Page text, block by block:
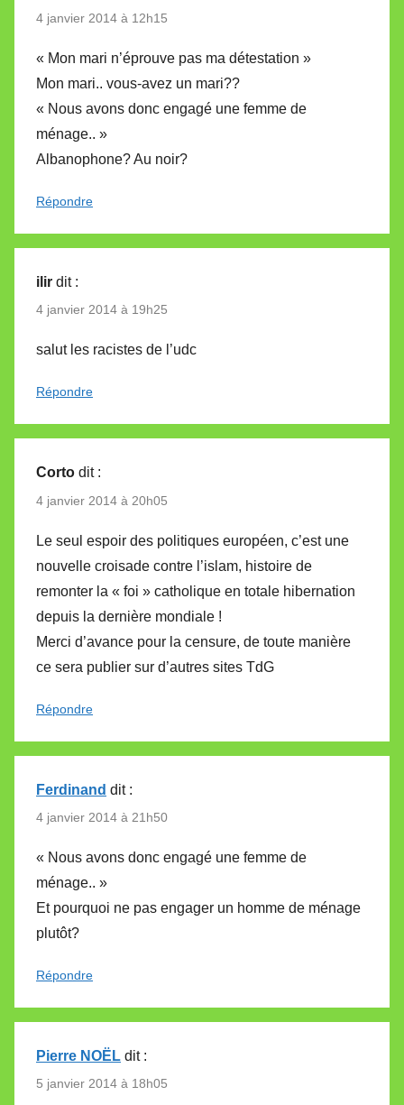
4 janvier 2014 à 12h15
« Mon mari n’éprouve pas ma détestation »
Mon mari.. vous-avez un mari??
« Nous avons donc engagé une femme de
ménage.. »
Albanophone? Au noir?
Répondre
ilir dit :
4 janvier 2014 à 19h25
salut les racistes de l’udc
Répondre
Corto dit :
4 janvier 2014 à 20h05
Le seul espoir des politiques européen, c’est une
nouvelle croisade contre l’islam, histoire de
remonter la « foi » catholique en totale hibernation
depuis la dernière mondiale !
Merci d’avance pour la censure, de toute manière
ce sera publier sur d’autres sites TdG
Répondre
Ferdinand dit :
4 janvier 2014 à 21h50
« Nous avons donc engagé une femme de
ménage.. »
Et pourquoi ne pas engager un homme de ménage
plutôt?
Répondre
Pierre NOËL dit :
5 janvier 2014 à 18h05